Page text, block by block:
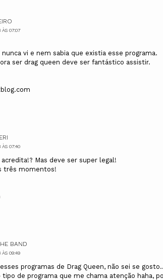
07:07
vi e nem sabia que existia esse programa.
ser drag queen deve ser fantástico assistir.
07:40
Mas deve ser super legal!
três momentos!
BAND
09:49
programas de Drag Queen, não sei se
tipo de programa que me chama atenção haha,